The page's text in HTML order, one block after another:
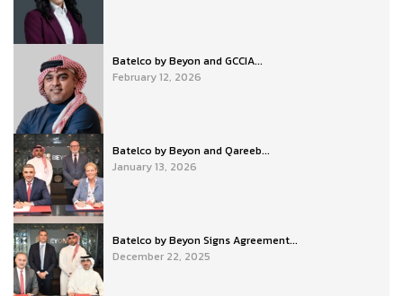
Batelco by Beyon and GCCIA...
February 12, 2026
Batelco by Beyon and Qareeb...
January 13, 2026
Batelco by Beyon Signs Agreement...
December 22, 2025